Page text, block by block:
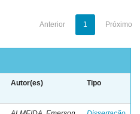
Anterior 1 Próximo
Autor(es) Tipo